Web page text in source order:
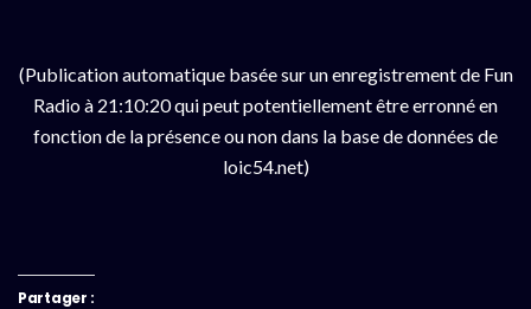
(Publication automatique basée sur un enregistrement de Fun
Radio à 21:10:20 qui peut potentiellement être erronné en
fonction de la présence ou non dans la base de données de
loic54.net)
Partager :